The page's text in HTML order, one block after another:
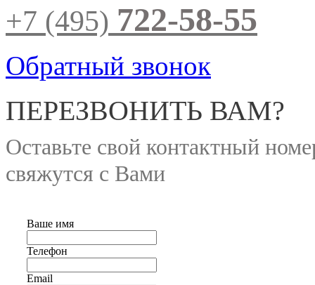
+7 (495) 722-58-55
Обратный звонок
ПЕРЕЗВОНИТЬ ВАМ?
Оставьте свой контактный
свяжутся с Вами
Ваше имя
Телефон
Email